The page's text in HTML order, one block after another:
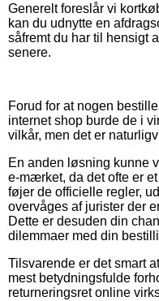
Generelt foreslår vi
kan du udnytte en
såfremt du har til hensigt
senere.
Forud for at nogen
internet shop burde de i
vilkår, men det er
En anden løsning kunne
e-mærket, da det ofte er
føjer de officielle regler,
overvåges af jurister der
Dette er desuden din
dilemmaer med din
Tilsvarende er det smart
mest betydningsfulde
returneringsret online